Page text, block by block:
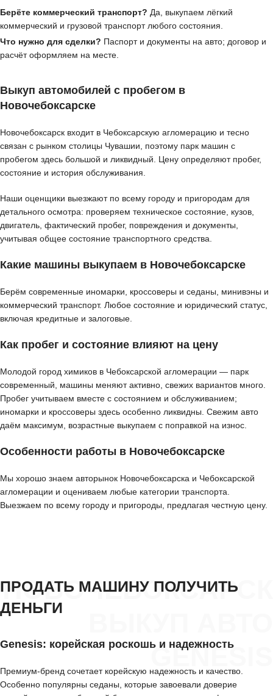
Берёте коммерческий транспорт? Да, выкупаем лёгкий
коммерческий и грузовой транспорт любого состояния.
Что нужно для сделки? Паспорт и документы на авто; договор и
расчёт оформляем на месте.
Выкуп автомобилей с пробегом в
Новочебоксарске
Новочебоксарск входит в Чебоксарскую агломерацию и тесно
связан с рынком столицы Чувашии, поэтому парк машин с
пробегом здесь большой и ликвидный. Цену определяют пробег,
состояние и история обслуживания.
Наши оценщики выезжают по всему городу и пригородам для
детального осмотра: проверяем техническое состояние, кузов,
двигатель, фактический пробег, повреждения и документы,
учитывая общее состояние транспортного средства.
Какие машины выкупаем в Новочебоксарске
Берём современные иномарки, кроссоверы и седаны, минивэны и
коммерческий транспорт. Любое состояние и юридический статус,
включая кредитные и залоговые.
Как пробег и состояние влияют на цену
Молодой город химиков в Чебоксарской агломерации — парк
современный, машины меняют активно, свежих вариантов много.
Пробег учитываем вместе с состоянием и обслуживанием;
иномарки и кроссоверы здесь особенно ликвидны. Свежим авто
даём максимум, возрастные выкупаем с поправкой на износ.
Особенности работы в Новочебоксарске
Мы хорошо знаем авторынок Новочебоксарска и Чебоксарской
агломерации и оцениваем любые категории транспорта.
Выезжаем по всему городу и пригороды, предлагая честную цену.
НОВОЧЕБОКСАРСК
GENESIS
ПРОДАТЬ МАШИНУ ПОЛУЧИТЬ
ДЕНЬГИ
Genesis: корейская роскошь и надежность
Премиум-бренд сочетает корейскую надежность и качество.
Особенно популярны седаны, которые завоевали доверие